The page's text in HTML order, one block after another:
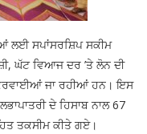
ਲਈ ਸਪਾਂਸਰਸ਼ਿਪ ਸਕੀਮ
ਘੱਟ ਵਿਆਜ ਦਰ ’ਤੇ ਲੋਨ ਦੀ
ਜਾ ਰਹੀਆਂ ਹਨ। ਇਸ
ਦੇ ਹਿਸਾਬ ਨਾਲ 67
ਤਕਸੀਮ ਕੀਤੇ ਗਏ।